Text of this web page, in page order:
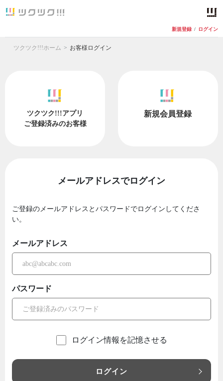
新規登録 / ログイン
ツクツク!!!ホーム お客様ログイン
ツクツク!!!アプリ
ご登録済みのお客様
新規会員登録
メールアドレスでログイン
ご登録のメールアドレスとパスワードでログインしてくださ
い。
メールアドレス
パスワード
ログイン情報を記憶させる
ログイン